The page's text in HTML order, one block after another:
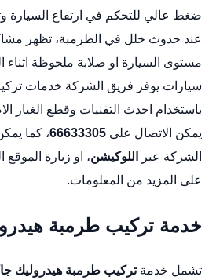
ضغط عالي للتحكم في ارتفاع السيارة
عند حدوث خلل في الطرمبة، تظهر
مستوى السيارة او صلابة ملحوظة اثناء
سيارات يوفر فريق الشركة خدمات
باستخدام احدث التقنيات وقطع الغيار
يمكن الاتصال على 66633305، كما
الشركة عبر
اللوكيشن، او زيارة
على المزيد من المعلومات.
خدمة تركيب طرمبة
تشمل خدمةتركيب طرمبة هيدروليك